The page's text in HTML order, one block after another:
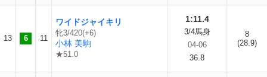
13 6 11
ワイドジャイキリ
牝3/420(+6)
小林 美駒
★51.0
1:11.4
3/4馬身
04-06
36.8
8
(28.9)